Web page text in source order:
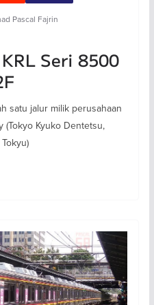
Pascal Fajrin
Seri 8500
satu jalur milik perusahaan
(Tokyo Kyuko Dentetsu,